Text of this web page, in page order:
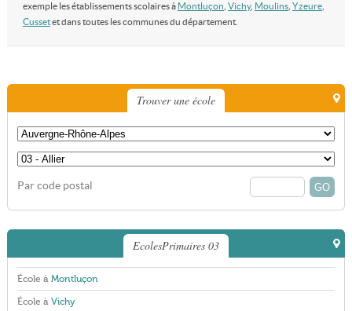
exemple les établissements scolaires à Montluçon Vichy, Moulins, Yzeure,
Cussetet dans toutes les communes du département.
Trouver une école
Par code postal
EcolesPrimaires 03
École à Montluçon
École à Vichy